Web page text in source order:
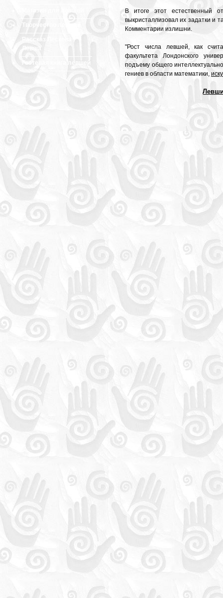
Магазин для левшей
Творчество левшей
Левша
Гостевая книга левшей
В итоге этот естественный
выкристаллизовал их задатки и
Комментарии излишни.
"Рост числа левшей, как
факультета Лондонского
подъему общего
гениев в области математики,